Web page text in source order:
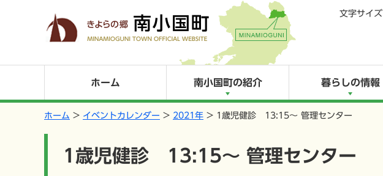
文字サイズ
ホーム 南小国町の紹介 暮らしの情報
ホーム イベントカレンダー 2021年 1歳児健診 13:15～ 管理センター
1歳児健診 13:15～ 管理センター